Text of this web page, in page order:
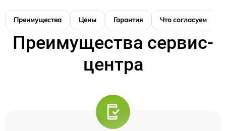
Преимущества Цены Гарантия Что согласуем
Преимущества сервис-
центра